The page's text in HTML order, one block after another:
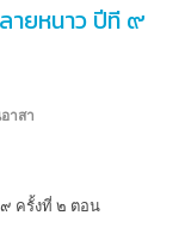
ายหนาว ปีที ๙
าสา
ครั้งที่ ๒ ตอน